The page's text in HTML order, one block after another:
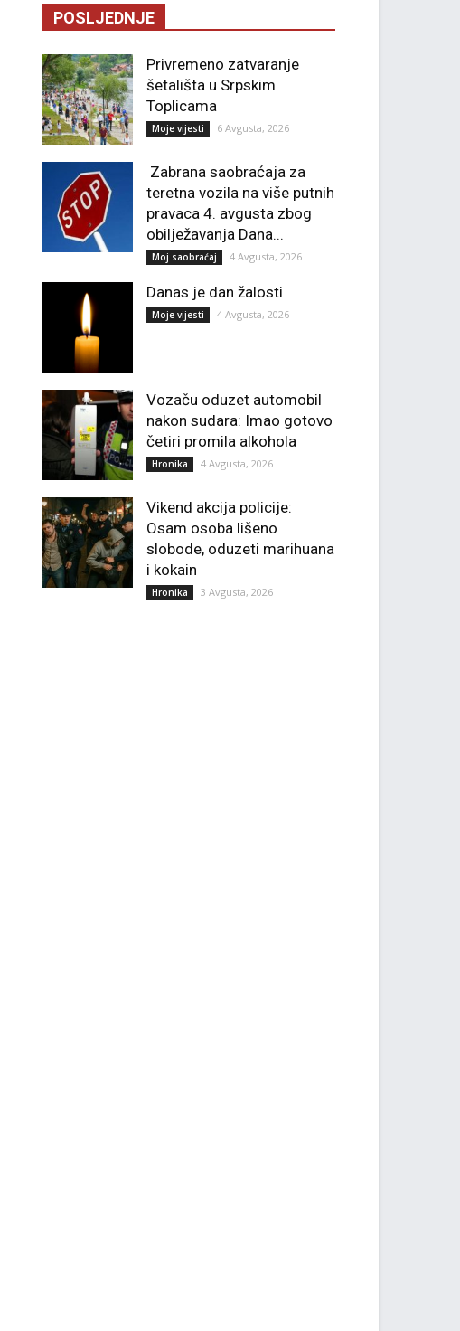
POSLJEDNJE
Privremeno zatvaranje
šetališta u Srpskim
Toplicama
Moje vijesti 6 Avgusta, 2026
Zabrana saobraćaja za
teretna vozila na više putnih
pravaca 4. avgusta zbog
obilježavanja Dana...
Moj saobraćaj 4 Avgusta, 2026
Danas je dan žalosti
Moje vijesti 4 Avgusta, 2026
Vozaču oduzet automobil
nakon sudara: Imao gotovo
četiri promila alkohola
Hronika 4 Avgusta, 2026
Vikend akcija policije:
Osam osoba lišeno
slobode, oduzeti marihuana
i kokain
Hronika 3 Avgusta, 2026